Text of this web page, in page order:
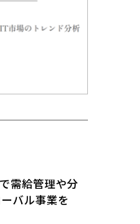
需給管理や分
バル事業を